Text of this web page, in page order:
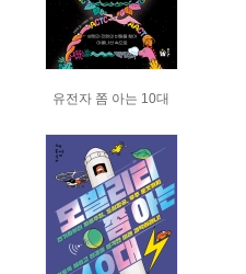
유전자 쫌 아는 10대